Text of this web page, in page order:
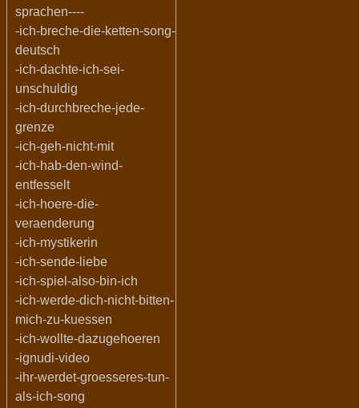
sprachen----
-ich-breche-die-ketten-song-
deutsch
-ich-dachte-ich-sei-
unschuldig
-ich-durchbreche-jede-
grenze
-ich-geh-nicht-mit
-ich-hab-den-wind-
entfesselt
-ich-hoere-die-
veraenderung
-ich-mystikerin
-ich-sende-liebe
-ich-spiel-also-bin-ich
-ich-werde-dich-nicht-bitten-
mich-zu-kuessen
-ich-wollte-dazugehoeren
-ignudi-video
-ihr-werdet-groesseres-tun-
als-ich-song